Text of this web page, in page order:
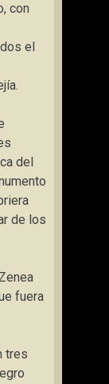
con
el
del
de los
fuera
tres